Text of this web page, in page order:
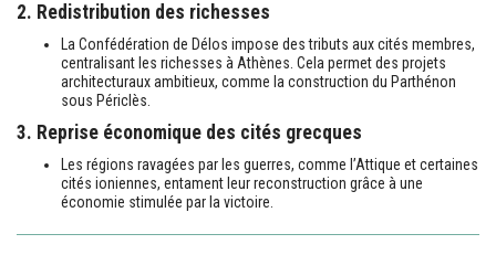
2. Redistribution des richesses
La Confédération de Délos impose des tributs aux cités membres,
centralisant les richesses à Athènes. Cela permet des projets
architecturaux ambitieux, comme la construction du Parthénon
sous Périclès.
3. Reprise économique des cités grecques
Les régions ravagées par les guerres, comme l’Attique et certaines
cités ioniennes, entament leur reconstruction grâce à une
économie stimulée par la victoire.